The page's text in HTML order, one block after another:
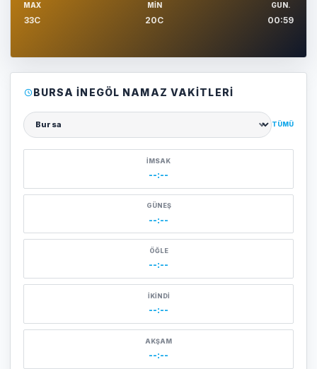
MAX
33C
MIN
20C
GUN.
00:59
BURSA İNEGÖL NAMAZ VAKITLERI
Şehir seçin
TÜMÜ
İMSAK
--:--
GÜNEŞ
--:--
ÖĞLE
--:--
İKINDI
--:--
AKŞAM
--:--